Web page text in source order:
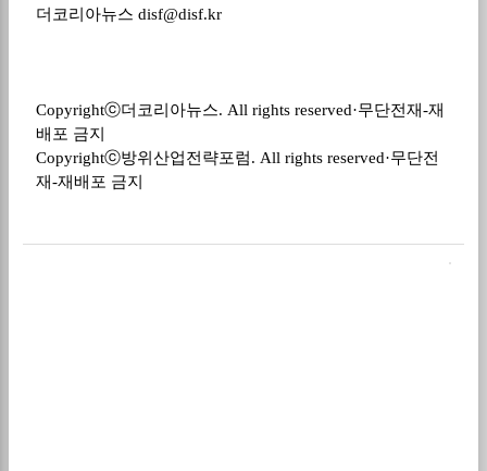
더코리아뉴스 disf@disf.kr
Copyrightⓒ더코리아뉴스. All rights reserved·무단전재-재
배포 금지
Copyrightⓒ방위산업전략포럼. All rights reserved·무단전
재-재배포 금지